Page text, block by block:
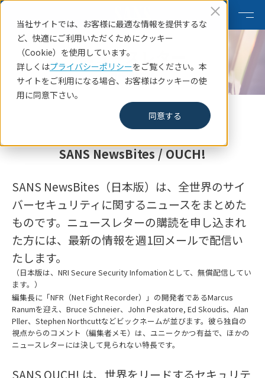
当社サイトでは、お客様に最適な情報を提供するな
ど、快適にご利用いただくためにクッキー
（Cookie）を使用しています。
詳しくはプライバシーポリシーをご覧ください。本
サイトをご利用になる場合、お客様はクッキーの使
用に同意下さい。
同意する
ニュースレター
Newsletter
SANS NewsBites / OUCH!
SANS NewsBites（日本版）は、全世界のサイ
バーセキュリティに関するニュースをまとめた
ものです。ニュースレターの購読を申し込まれ
た方には、最新の情報を週1回メールで配信い
たします。
（日本版は、NRI Secure Security Infomationとして、無償配信してい
ます。）
編集長に「NFR（Net Fight Recorder）」の開発者であるMarcus
Ranumを迎え、Bruce Schneier、John Peskatore, Ed Skoudis、Alan
Pller、Stephen Northcuttなどビックネームが並びます。彼ら独自の
視点からのコメント（編集者メモ）は、ユニークかつ有益で、ほかの
ニュースレターには決して見られない特長です。
SANS OUCH! は、世界をリードするセキュリテ